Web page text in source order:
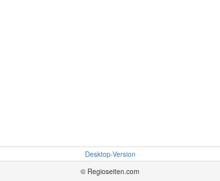
Desktop-Version
© Regioseiten.com